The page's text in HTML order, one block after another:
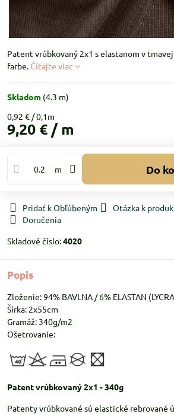
Patent vrúbkovaný 2x1 s elastanom v
farbe. Čítajte viac
Skladom (4.3 m)
0,92 €
9,20 € / m
m Do
Pridať k Obľúbeným Otázka k
Doručenia
Skladové číslo:4020
Popis
Zloženie: 94% BAVLNA / 6% ELASTAN
Šírka: 2x55cm
Gramáž: 340g/m2
Ošetrovanie:
Patent vrúbkovaný 2x1 - 340g
Patenty vrúbkované sú elastické rebrované